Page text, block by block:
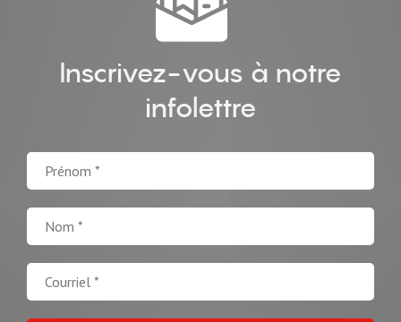
Inscrivez-vous à notre
infolettre